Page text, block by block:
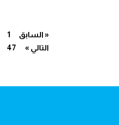
« السابق 1
47
التالي »